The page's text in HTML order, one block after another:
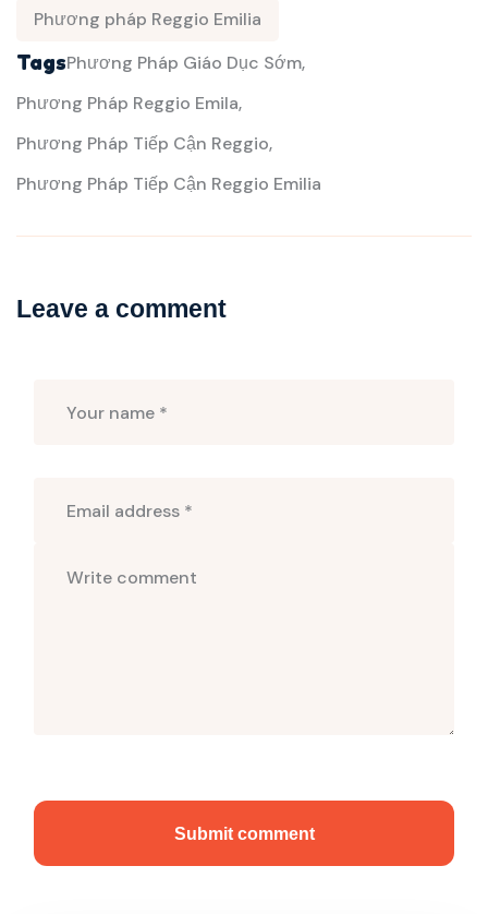
Phương pháp Reggio Emilia
TagsPhương Pháp Giáo Dục Sớm
Phương Pháp Reggio Emila
Phương Pháp Tiếp Cận Reggio
Phương Pháp Tiếp Cận Reggio Emilia
Leave a comment
Submit comment